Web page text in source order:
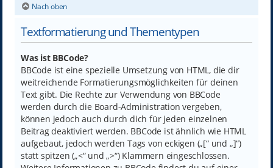
Nach oben
Textformatierung und Thementypen
Was ist BBCode?
BBCode ist eine spezielle Umsetzung von HTML, die dir
weitreichende Formatierungsmöglichkeiten für deinen
Text gibt. Die Rechte zur Verwendung von BBCode
werden durch die Board-Administration vergeben,
können jedoch auch durch dich für jeden einzelnen
Beitrag deaktiviert werden. BBCode ist ähnlich wie HTML
aufgebaut, jedoch werden Tags von eckigen („[“ und „]“)
statt spitzen („<“ und „>“) Klammern eingeschlossen.